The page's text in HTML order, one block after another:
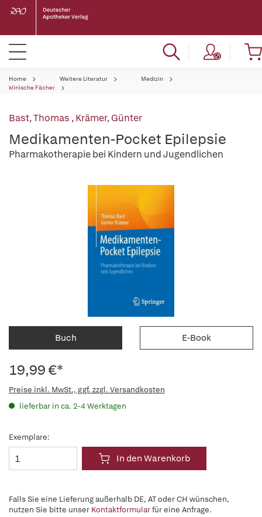
Home Weitere Literatur
Medizin
klinische Fächer
Bast, Thomas ,Krämer, Günter
Medikamenten-Pocket Epilepsie
Pharmakotherapie bei Kindern und Jugendlichen
Buch E-Book
19,99 €*
Preise inkl. MwSt., ggf. zzgl. Versandkosten
lieferbar in ca. 2-4 Werktagen
Exemplare:
In den Warenkorb
Falls Sie eine Lieferung außerhalb DE, AT oder CH wünschen,
nutzen Sie bitte unser Kontaktformularfür eine Anfrage.